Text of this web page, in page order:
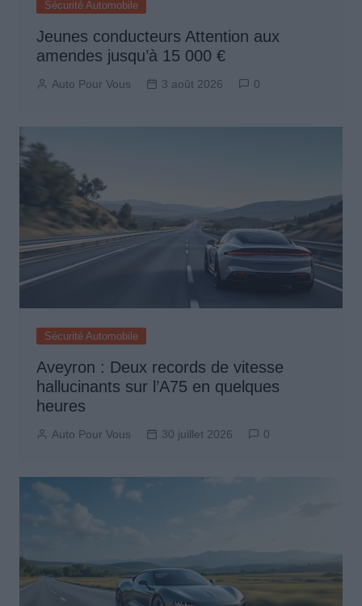
Sécurité Automobile
Jeunes conducteurs Attention aux
amendes jusqu’à 15 000 €
Auto Pour Vous 3 août 2026 0
Sécurité Automobile
Aveyron : Deux records de vitesse
hallucinants sur l’A75 en quelques
heures
Auto Pour Vous 30 juillet 2026 0